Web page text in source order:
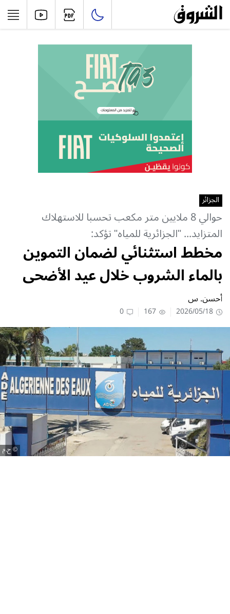
الجزائر
حوالي 8 ملايين متر مكعب تحسبا للاستهلاك
المتزايد... "الجزائرية للمياه" تؤكد:
مخطط استثنائي لضمان التموين
بالماء الشروب خلال عيد الأضحى
أحسن. س
2026/05/18
167
0
ح.م